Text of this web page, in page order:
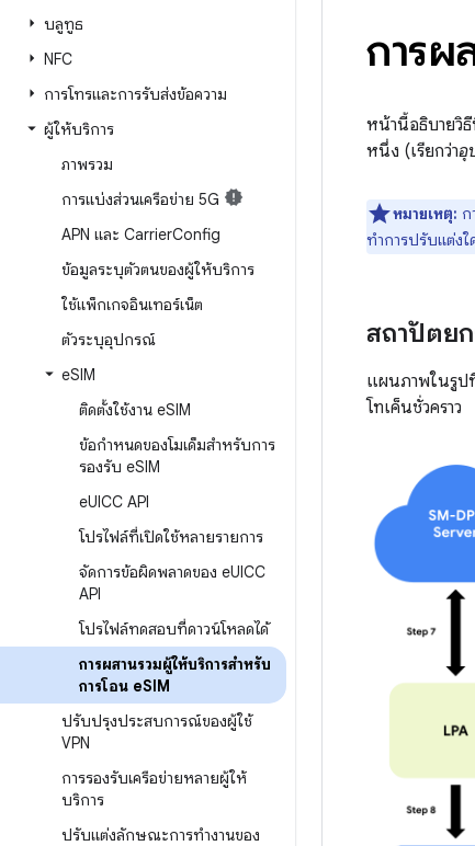
บลูทูธ
NFC
การโทรและการรับส่งข้อความ
ผู้ให้บริการ
ภาพรวม
การแบ่งส่วนเครือข่าย 5G
APN และ CarrierConfig
ข้อมูลระบุตัวตนของผู้ให้บริการ
ใช้แพ็กเกจอินเทอร์เน็ต
ตัวระบุอุปกรณ์
eSIM
ติดตั้งใช้งาน eSIM
ข้อกำหนดของโมเด็มสำหรับการ
รองรับ eSIM
eUICC API
โปรไฟล์ที่เปิดใช้หลายรายการ
จัดการข้อผิดพลาดของ eUICC
API
โปรไฟล์ทดสอบที่ดาวน์โหลดได้
การผสานรวมผู้ให้บริการสำหรับ
การโอน eSIM
ปรับปรุงประสบการณ์ของผู้ใช้
VPN
การรองรับเครือข่ายหลายผู้ให้
บริการ
ปรับแต่งลักษณะการทำงานของ
การผ
หน้านี้อธิบายวิ
หนึ่ง (เรียกว่าอุ
หมายเหตุ: ก
ทำการปรับแต่งใ
สถาปัตย
แผนภาพในรูป
โทเค็นชั่วคราว